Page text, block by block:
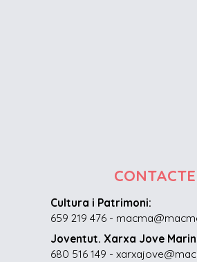
CONTACTE
Cultura i Patrimoni:
659 219 476 -
Joventut. Xarxa Jove
680 516 149 -